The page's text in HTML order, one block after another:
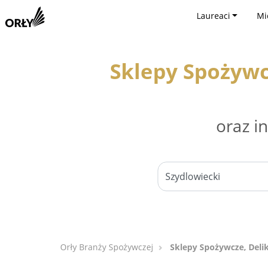
Laureaci
Sklepy
oraz
Orły Branży Spożywczej Sklepy Spożywcze,